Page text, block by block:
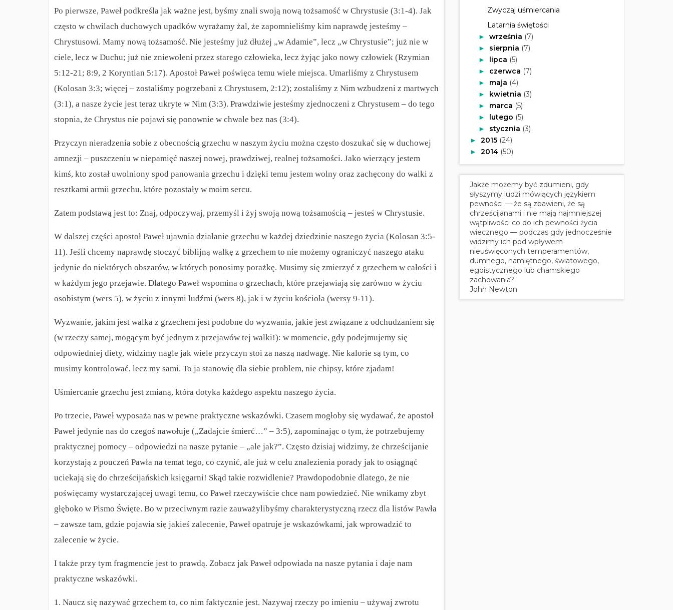
Po pierwsze, Paweł podkreśla jak ważne jest, byśmy znali swoją nową tożsamość w Chrystusie (3:1-4). Jak
często w chwilach duchowych upadków wyrażamy żal, że zapomnieliśmy kim naprawdę jesteśmy –
Chrystusowi. Mamy nową tożsamość. Nie jesteśmy już dłużej „w Adamie”, lecz „w Chrystusie”; już nie w
ciele, lecz w Duchu; już nie zniewoleni przez starego człowieka, lecz żyjąc jako nowy człowiek (Rzymian
5:12-21; 8:9, 2 Koryntian 5:17). Apostoł Paweł poświęca temu wiele miejsca. Umarliśmy z Chrystusem
(Kolosan 3:3; więcej – zostaliśmy pogrzebani z Chrystusem, 2:12); zostaliśmy z Nim wzbudzeni z martwych
(3:1), a nasze życie jest teraz ukryte w Nim (3:3). Prawdziwie jesteśmy zjednoczeni z Chrystusem – do tego
stopnia, że Chrystus nie pojawi się ponownie w chwale bez nas (3:4).
Przyczyn nieradzenia sobie z obecnością grzechu w naszym życiu można często doszukać się w duchowej
amnezji – puszczeniu w niepamięć naszej nowej, prawdziwej, realnej tożsamości. Jako wierzący jestem
kimś, kto został uwolniony spod panowania grzechu i dzięki temu jestem wolny oraz zachęcony do walki z
resztkami armii grzechu, które pozostały w moim sercu.
Zatem podstawą jest to: Znaj, odpoczywaj, przemyśl i żyj swoją nową tożsamością – jesteś w Chrystusie.
W dalszej części apostoł Paweł ujawnia działanie grzechu w każdej dziedzinie naszego życia (Kolosan 3:5-
11). Jeśli chcemy naprawdę stoczyć biblijną walkę z grzechem to nie możemy ograniczyć naszego ataku
jedynie do niektórych obszarów, w których ponosimy porażkę. Musimy się zmierzyć z grzechem w całości i
w każdym jego przejawie. Dlatego Paweł wspomina o grzechach, które przejawiają się zarówno w życiu
osobistym (wers 5), w życiu z innymi ludźmi (wers 8), jak i w życiu kościoła (wersy 9-11).
Wyzwanie, jakim jest walka z grzechem jest podobne do wyzwania, jakie jest związane z odchudzaniem się
(w rzeczy samej, mogącym być jednym z przejawów tej walki!): w momencie, gdy podejmujemy się
odpowiedniej diety, widzimy nagle jak wiele przyczyn stoi za naszą nadwagę. Nie kalorie są tym, co
musimy kontrolować, lecz my sami. To ja stanowię dla siebie problem, nie chipsy, które zjadam!
Uśmiercanie grzechu jest zmianą, która dotyka każdego aspektu naszego życia.
Po trzecie, Paweł wyposaża nas w pewne praktyczne wskazówki. Czasem mogłoby się wydawać, że apostoł
Paweł jedynie nas do czegoś nawołuje („Zadajcie śmierć…” – 3:5), zapominając o tym, że potrzebujemy
praktycznej pomocy – odpowiedzi na nasze pytanie – „ale jak?”. Często dzisiaj widzimy, że chrześcijanie
korzystają z pouczeń Pawła na temat tego, co czynić, ale już w celu znalezienia porady jak to osiągnąć
uciekają się do chrześcijańskich księgarni! Skąd takie rozwidlenie? Prawdopodobnie dlatego, że nie
poświęcamy wystarczającej uwagi temu, co Paweł rzeczywiście chce nam powiedzieć. Nie wnikamy zbyt
głęboko w Pismo Święte. Bo w przeciwnym razie zauważylibyśmy charakterystyczną rzecz dla listów Pawła
– zawsze tam, gdzie pojawia się jakieś zalecenie, Paweł opatruje je wskazówkami, jak wprowadzić to
zalecenie w życie.
I także przy tym fragmencie jest to prawdą. Zobacz jak Paweł odpowiada na nasze pytania i daje nam
praktyczne wskazówki.
1. Naucz się nazywać grzechem to, co nim faktycznie jest. Nazywaj rzeczy po imieniu – używaj zwrotu
Zwyczaj uśmiercania
Latarnia świętości
► września (7)
► sierpnia (7)
► lipca (5)
► czerwca (7)
► maja (4)
► kwietnia (3)
► marca (5)
► lutego (5)
► stycznia (3)
► 2015 (24)
► 2014 (50)
Jakże możemy być zdumieni, gdy
słyszymy ludzi mówiących językiem
pewności — że są zbawieni, że są
chrześcijanami i nie mają najmniejszej
wątpliwości co do ich pewności życia
wiecznego — podczas gdy jednocześnie
widzimy ich pod wpływem
nieuświęconych temperamentów,
dumnego, namiętnego, światowego,
egoistycznego lub chamskiego
zachowania?
John Newton